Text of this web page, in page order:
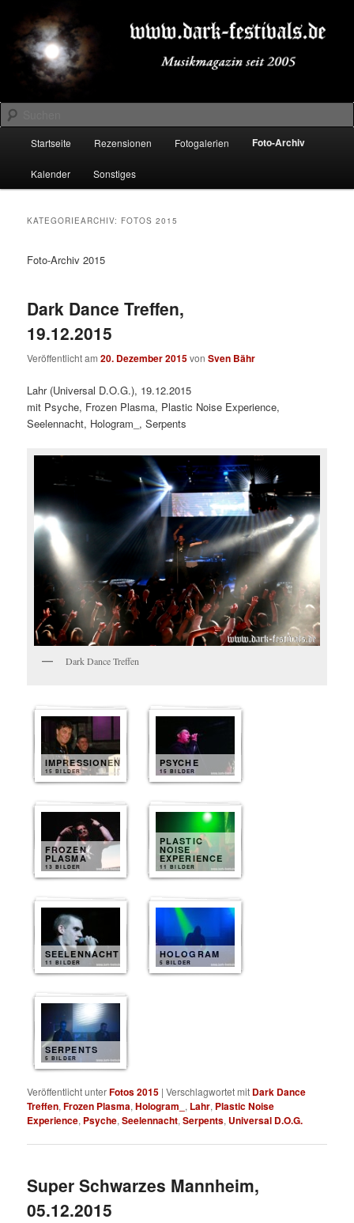
primären
Inhalt
springen
sekundären
Inhalt
springenDARK-FESTIVALS.DE
Suchen
Startseite Rezensionen Fotogalerien Foto-Archiv
Kalender Sonstiges
KATEGORIEARCHIV: FOTOS 2015
Foto-Archiv 2015
Dark Dance Treffen,
19.12.2015
Veröffentlicht am20. Dezember 2015vonSven Bähr
Lahr (Universal D.O.G.), 19.12.2015
mit Psyche, Frozen Plasma, Plastic Noise Experience,
Seelennacht, Hologram_, Serpents
Dark Dance Treffen
IMPRESSIONEN
15 BILDER
PSYCHE
15 BILDER
FROZEN
PLASMA
13 BILDER
PLASTIC
NOISE
EXPERIENCE
11 BILDER
SEELENNACHT
11 BILDER
HOLOGRAM
5 BILDER
SERPENTS
5 BILDER
Veröffentlicht unterFotos 2015 |Verschlagwortet mit Dark Dance
Treffen,Frozen Plasma,Hologram_ , Lahr, Plastic Noise
Experience, Psyche,Seelennacht,Serpents, Universal D.O.G.
Super Schwarzes Mannheim,
05.12.2015